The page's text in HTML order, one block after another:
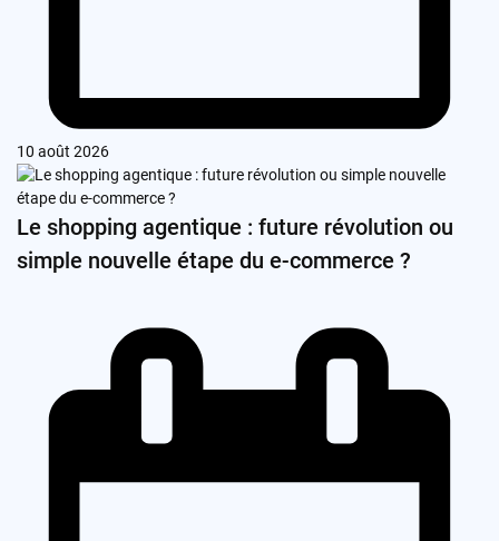
10 août 2026
Le shopping agentique : future révolution ou
simple nouvelle étape du e-commerce ?